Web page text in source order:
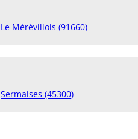
Le Mérévillois (91660)
Sermaises (45300)